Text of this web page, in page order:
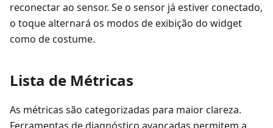
reconectar ao sensor. Se o sensor já estiver conectado,
o toque alternará os modos de exibição do widget
como de costume.
Lista de Métricas
As métricas são categorizadas para maior clareza.